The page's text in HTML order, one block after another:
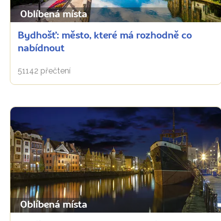
Oblíbená místa
Bydhošť: město, které má rozhodně co
nabídnout
51142 přečtení
Oblíbená místa